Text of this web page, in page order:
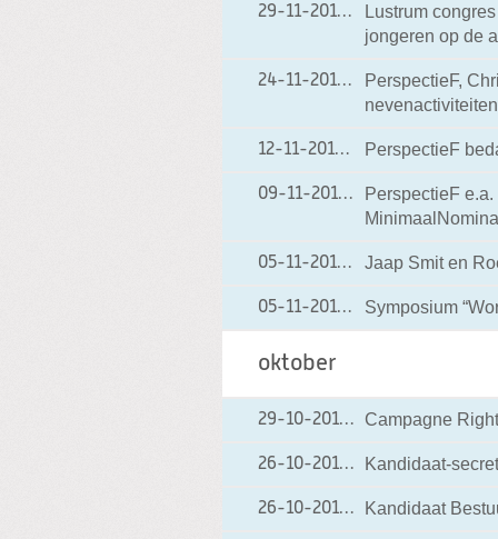
29-11-201029-11-2010 06:41
Lustrum
jongeren op de
24-11-201024-11-2010 09:01
PerspectieF,
12-11-201012-11-2010 20:39
PerspectieF
09-11-201009-11-2010 13:10
PerspectieF
05-11-201005-11-2010 08:23
Jaap Smit en
05-11-201005-11-2010 08:19
Symposium
oktober
29-10-201029-10-2010 16:30
Campagne
26-10-201026-10-2010 10:12
Kandidaat-
26-10-201026-10-2010 10:11
Kandidaat